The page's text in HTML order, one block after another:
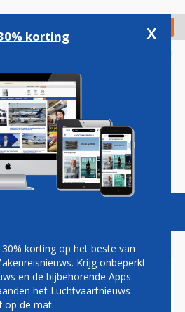
Check in
Podcasts Vacatures
korting x
korting op het beste van
Krijg onbeperkt
en de bijbehorende Apps.
het Luchtvaartnieuws
op de mat.